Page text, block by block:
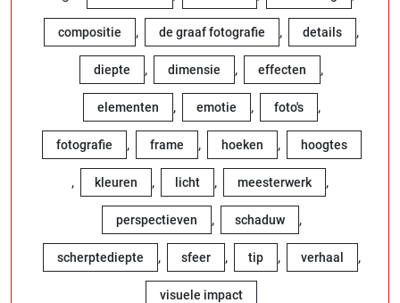
compositie , de graaf fotografie , details ,
diepte , dimensie , effecten ,
elementen , emotie , foto's ,
fotografie , frame , hoeken , hoogtes
, kleuren , licht , meesterwerk ,
perspectieven , schaduw ,
scherptediepte , sfeer , tip , verhaal ,
visuele impact